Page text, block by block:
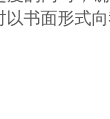
以书面形式